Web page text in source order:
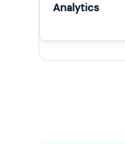
Analytics